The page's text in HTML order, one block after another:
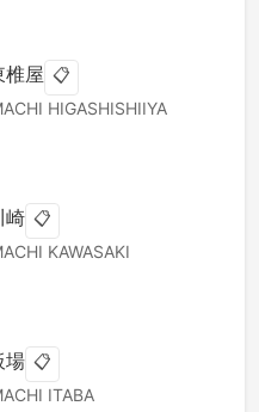
椎屋 📋
HIGASHISHIIYA
崎 📋
KAWASAKI
場 📋
ITABA